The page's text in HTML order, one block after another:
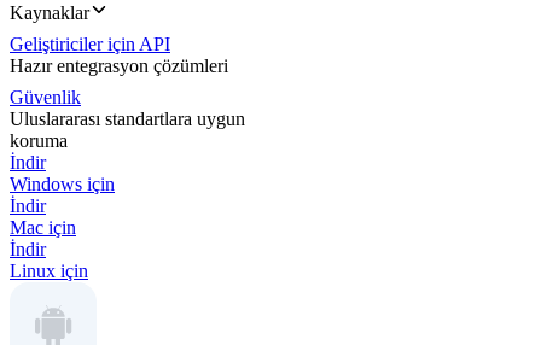
Kaynaklar
Geliştiriciler için API
Hazır entegrasyon çözümleri
Güvenlik
Uluslararası standartlara uygun
koruma
İndir
Windows için
İndir
Mac için
İndir
Linux için